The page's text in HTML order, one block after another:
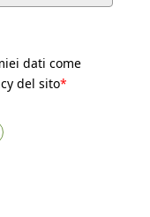
dati come
del sito*